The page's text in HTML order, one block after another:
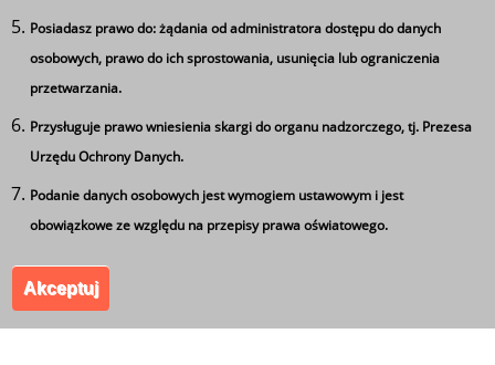
Tagi
Zakończenie szkoły
Kołakowskiego w Kożuchowie. Wszystkie prawa
zastrzeżone.
Ta strona wykorzystuje pliki cookie
Używamy informacji zapisanych za pomocą plików
korzystaniu z naszego serwisu. Mogą też korzystać z nich
współpracujące z nami firmy badawcze oraz reklamowe.
Jeżeli wyrażasz zgodę na zapisywanie informacji zawartej
w cookies kliknij na przycisk 'zgadzam się'. Jeśli nie
możesz zmienić w swojej przeglądarce.
Posiadasz prawo do: żądania od administratora dostępu do danych
osobowych, prawo do ich sprostowania, usunięcia lub ograniczenia
przetwarzania.
Przysługuje prawo wniesienia skargi do organu nadzorczego, tj. Prezesa
Urzędu Ochrony Danych.
Podanie danych osobowych jest wymogiem ustawowym i jest
obowiązkowe ze względu na przepisy prawa oświatowego.
Akceptuj